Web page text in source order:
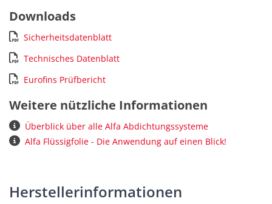
Downloads
Sicherheitsdatenblatt
Technisches Datenblatt
Eurofins Prüfbericht
Weitere nützliche Informationen
Überblick über alle Alfa Abdichtungssysteme
Alfa Flüssigfolie - Die Anwendung auf einen Blick!
Herstellerinformationen